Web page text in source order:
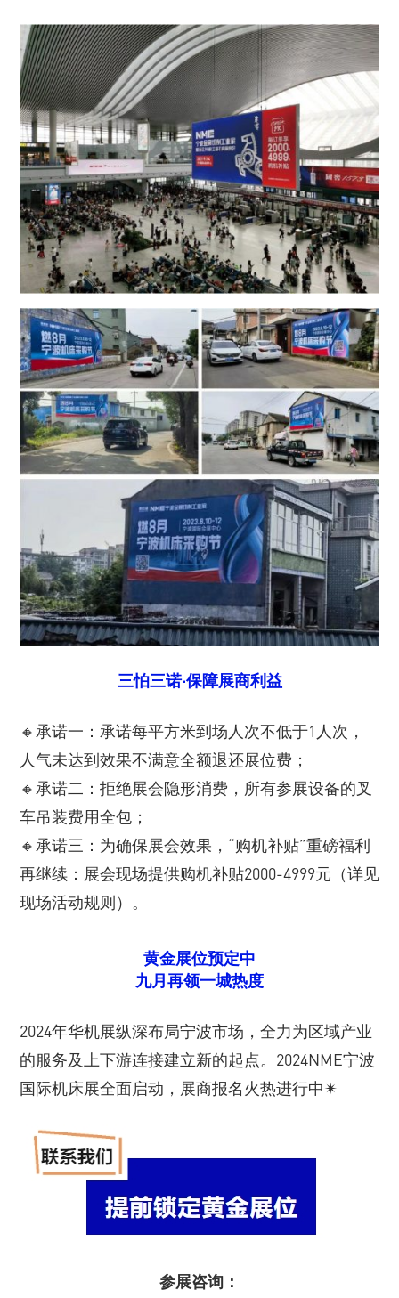
三怕三诺·保障展商利益
🔸承诺一：承诺每平方米到场人次不低于1人次，
人气未达到效果不满意全额退还展位费；
🔸承诺二：拒绝展会隐形消费，所有参展设备的叉
车吊装费用全包；
🔸承诺三：为确保展会效果，“购机补贴”重磅福利
再继续：展会现场提供购机补贴2000-4999元（详见
现场活动规则）。
黄金展位预定中
九月再领一城热度
2024年华机展纵深布局宁波市场，全力为区域产业
的服务及上下游连接建立新的起点。2024NME宁波
国际机床展全面启动，展商报名火热进行中✴
参展咨询：